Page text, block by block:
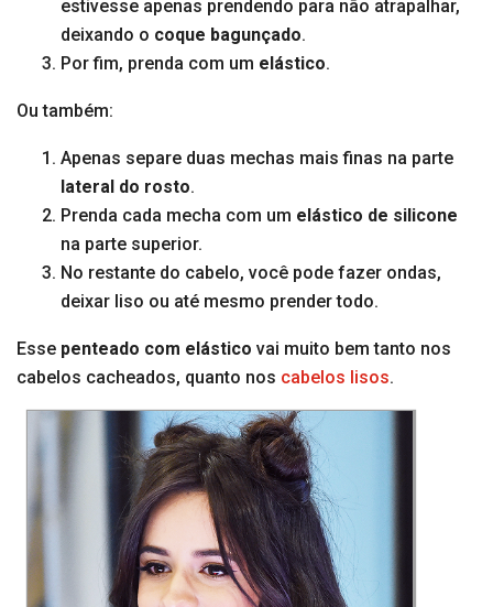
estivesse apenas prendendo para não atrapalhar,
deixando o coque bagunçado.
Por fim, prenda com um elástico.
Ou também:
Apenas separe duas mechas mais finas na parte
lateral do rosto.
Prenda cada mecha com um elástico de silicone
na parte superior.
No restante do cabelo, você pode fazer ondas,
deixar liso ou até mesmo prender todo.
Esse penteado com elástico vai muito bem tanto nos
cabelos cacheados, quanto nos cabelos lisos.